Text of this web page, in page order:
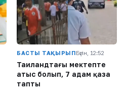
БАСТЫ ТАҚЫРЫПБүгін, 12:52
Таиландтағы мектепте
атыс болып, 7 адам қаза
тапты